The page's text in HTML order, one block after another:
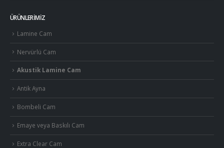
ÜRÜNLERİMİZ
Lamine Cam
Nervürlü Cam
Akustik Lamine Cam
Antik Ayna
Bombeli Cam
Emaye veya Baskılı Cam
Extra Clear Cam